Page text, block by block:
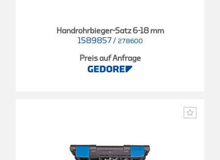
Handrohrbieger-Satz 6-18 mm
1589857 / 278600
Preis auf Anfrage